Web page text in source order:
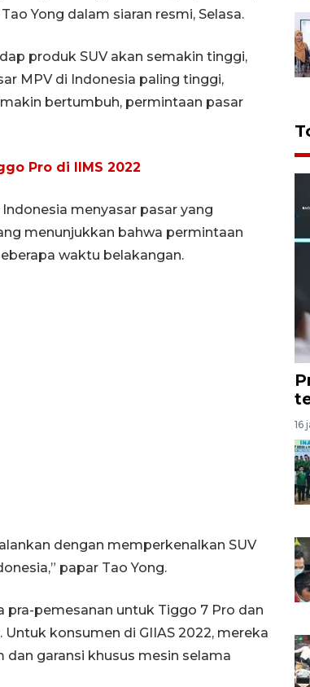
Yong dalam siaran resmi, Selasa.
produk SUV akan semakin tinggi,
MPV di Indonesia paling tinggi,
bertumbuh, permintaan pasar
Pro di IIMS 2022
menyasar pasar yang
menunjukkan bahwa permintaan
waktu belakangan.
dengan memperkenalkan SUV
papar Tao Yong.
pra-pemesanan untuk Tiggo 7 Pro dan
konsumen di GIIAS 2022, mereka
dan garansi khusus mesin selama
16